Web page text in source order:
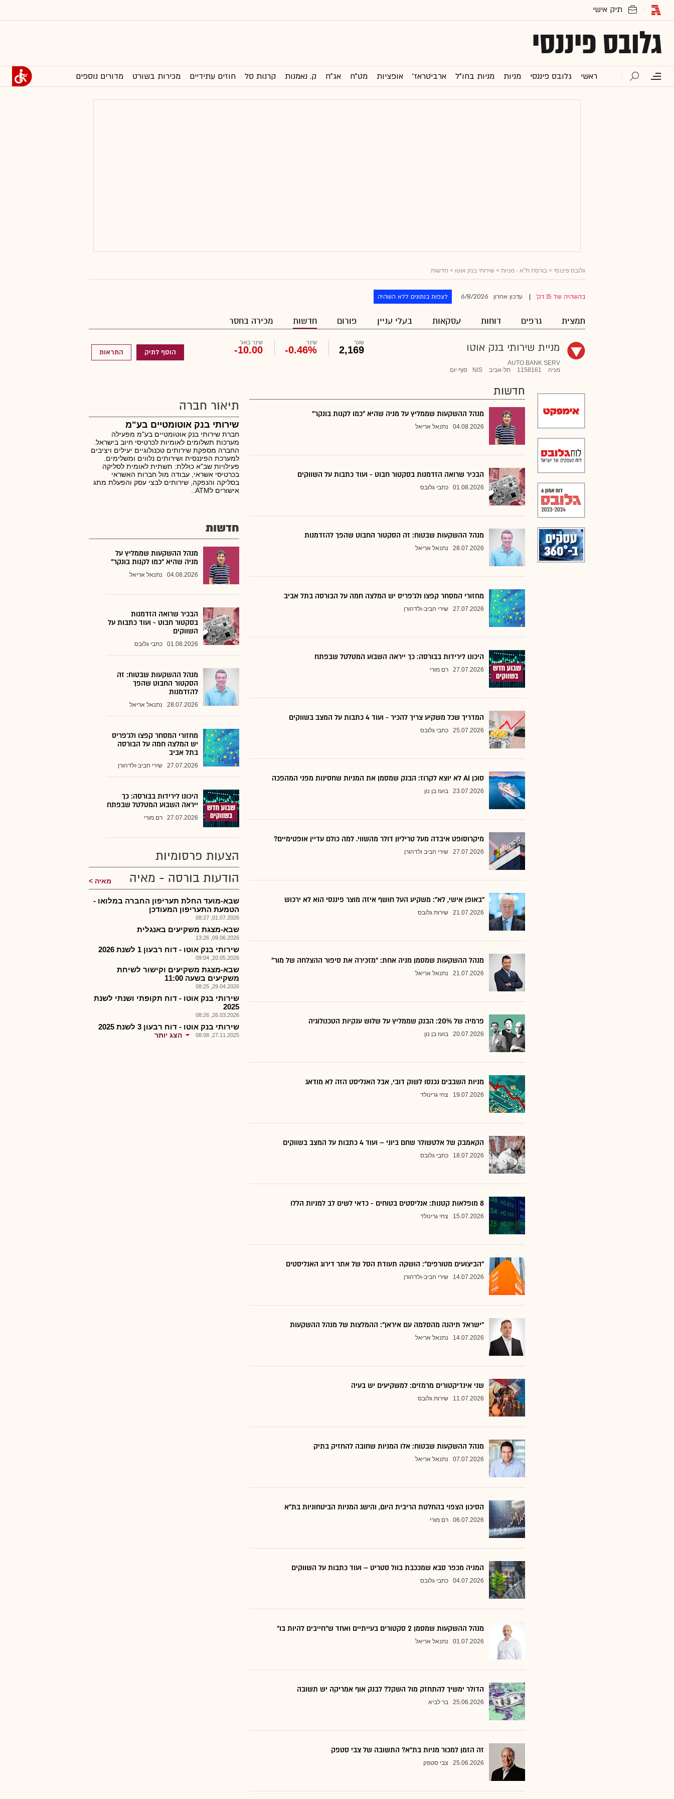
גלובס פיננסי
ראשי גלובס פיננסי מניות מניות בחו"ל ארביטראז' אופציות מט"ח אג"ח ק. נאמנות קרנות סל חוזים עתידיים מכירות בשורט מדורים נוספים
גלובס פיננסי > בורסת ת"א - מניות > שירותי בנק אוטו > חדשות
בהשהיה של 15 דק' עדכון אחרון 6/8/2026 לצפות בנתונים ללא השהיה
תמצית גרפים דוחות עסקאות בעלי עניין פורום חדשות מכירה בחסר
מניית שירותי בנק אוטו
AUTO BANK SERV
מניה
1158161 תל-אביב NIS סוף יום
שער
2,169
שינוי
-0.46%
שינוי באג'
-10.00 הוסף לתיק התראות
חדשות
מנהל ההשקעות שממליץ על מניה שהיא "כמו לקנות בונקר"
04.08.2026 נתנאל אריאל
הבכיר שרואה הזדמנות בסקטור חבוט - ועוד כתבות על השווקים
01.08.2026 כתבי גלובס
מנהל ההשקעות שבטוח: זה הסקטור החבוט שהפך להזדמנות
28.07.2026 נתנאל אריאל
מחזורי המסחר קפצו ולג'פריס יש המלצה חמה על הבורסה בתל אביב
27.07.2026 שירי חביב-ולדהורן
היכונו לירידות בבורסה: כך ייראה השבוע המטלטל שבפתח
27.07.2026 רם מורי
המדריך שכל משקיע צריך להכיר - ועוד 4 כתבות על המצב בשווקים
25.07.2026 כתבי גלובס
סוכן AI לא יוצא לקרוז: הבנק שמסמן את המניות שחסינות מפני המהפכה
23.07.2026 בועז בן נון
מיקרוסופט איבדה מעל טריליון דולר מהשווי. למה כולם עדיין אופטימיים?
27.07.2026 שירי חביב ולדהורן
"באופן אישי, לא": משקיע העל חושף איזה מוצר פיננסי הוא לא ירכוש
21.07.2026 שירות גלובס
מנהל ההשקעות שמסמן מניה אחת: "מזכירה את סיפור ההצלחה של מור"
21.07.2026 נתנאל אריאל
פרמיה של 20%: הבנק שממליץ על שלוש ענקיות הטכנולוגיה
20.07.2026 בועז בן נון
מניות השבבים נכנסו לשוק דובי, אבל האנליסט הזה לא מודאג
19.07.2026 צחי גרינולד
הקאמבק של אלטשולר שחם ביוני – ועוד 4 כתבות על המצב בשווקים
18.07.2026 כתבי גלובס
8 מופלאות קטנות: אנליסטים בטוחים - כדאי לשים לב למניות הללו
15.07.2026 צחי גרינולד
"הביצועים מטורפים": הושקה תעודת הסל של אתר דירוג האנליסטים
14.07.2026 שירי חביב-ולדהורן
"ישראל תיהנה מהסלמה עם איראן": ההמלצות של מנהל ההשקעות
14.07.2026 נתנאל אריאל
שני אינדיקטורים מרמזים: למשקיעים יש בעיה
11.07.2026 שירות גלובס
מנהל ההשקעות שבטוח: אלו המניות שחובה להחזיק בתיק
07.07.2026 נתנאל אריאל
הסיכון הצפוי בהחלטת הריבית היום, והישג המניות הביטחוניות בת"א
06.07.2026 רם מורי
המניה מכפר סבא שמככבת בוול סטריט – ועוד כתבות על השווקים
04.07.2026 כתבי גלובס
מנהל ההשקעות שמסמן 2 סקטורים בעייתיים ואחד ש"חייבים להיות בו"
01.07.2026 נתנאל אריאל
הדולר ימשיך להתחזק מול השקל? לבנק אוף אמריקה יש תשובה
25.06.2026 בר לביא
זה הזמן למכור מניות בת"א? התשובה של צבי סטפק
25.06.2026 צבי סטפק
תיאור חברה
שירותי בנק אוטומטיים בע"מ
חברת שירותי בנק אוטומטיים בע"מ מפעילה
מערכות תשלומים לאומיות לכרטיסי חיוב בישראל.
החברה מספקת שירותים טכנולוגיים יעילים ויציבים
למערכת הפיננסית ושירותים נלווים ומשלימים.
פעילויות שב"א כוללת: תשתית לאומית לסליקה
בכרטיסי אשראי, עבודה מול חברות האשראי
בסליקה והנפקה, שירותים לבצי עסק והפעלת מתג
אישורים לATM..
חדשות
מנהל ההשקעות שממליץ על
מניה שהיא "כמו לקנות בונקר"
04.08.2026 נתנאל אריאל
הבכיר שרואה הזדמנות
בסקטור חבוט - ועוד כתבות על
השווקים
01.08.2026 כתבי גלובס
מנהל ההשקעות שבטוח: זה
הסקטור החבוט שהפך
להזדמנות
28.07.2026 נתנאל אריאל
מחזורי המסחר קפצו ולג'פריס
יש המלצה חמה על הבורסה
בתל אביב
27.07.2026 שירי חביב-ולדהורן
היכונו לירידות בבורסה: כך
ייראה השבוע המטלטל שבפתח
27.07.2026 רם מורי
הצעות פרסומיות
הודעות בורסה - מאיה
מאיה
שבא-מועד החלת תעריפון החברה במלואו -
הטמעת התעריפון המעודכן
01.07.2026, 08:27
שבא-מצגת משקיעים באנגלית
09.06.2026, 13:26
שירותי בנק אוטו - דוח רבעון 1 לשנת 2026
20.05.2026, 09:04
שבא-מצגת משקיעים וקישור לשיחת
משקיעים בשעה 11:00
29.04.2026, 08:25
שירותי בנק אוטו - דוח תקופתי ושנתי לשנת
2025
26.03.2026, 08:26
שירותי בנק אוטו - דוח רבעון 3 לשנת 2025
27.11.2025, 08:08 הצג יותר